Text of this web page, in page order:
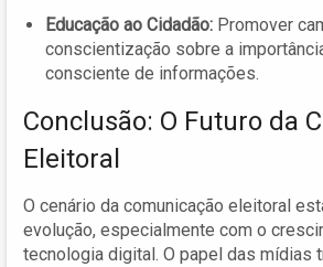
Educação ao Cidadão: Promover
conscientização sobre a
consciente de informações.
Conclusão: O Futuro da
Eleitoral
O cenário da comunicação eleitoral
evolução, especialmente com o
tecnologia digital. O papel das mídias